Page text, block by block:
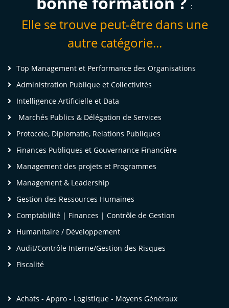
:
Elle se trouve peut-être dans une
autre catégorie...
Top Management et Performance des Organisations
Administration Publique et Collectivités
Intelligence Artificielle et Data
Marchés Publics & Délégation de Services
Protocole, Diplomatie, Relations Publiques
Finances Publiques et Gouvernance Financière
Management des projets et Programmes
Management & Leadership
Gestion des Ressources Humaines
Comptabilité | Finances | Contrôle de Gestion
Humanitaire / Développement
Audit/Contrôle Interne/Gestion des Risques
Fiscalité
Achats - Appro - Logistique - Moyens Généraux